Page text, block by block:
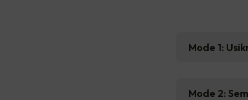
Mode 1:
Mode 2: